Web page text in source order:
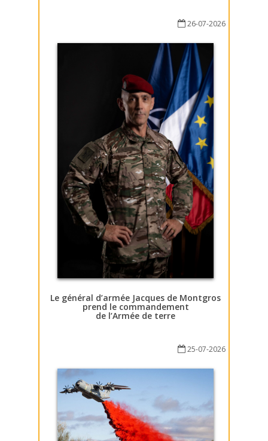
26-07-2026
Le général d’armée Jacques de Montgros
prend le commandement
de l’Armée de terre
25-07-2026